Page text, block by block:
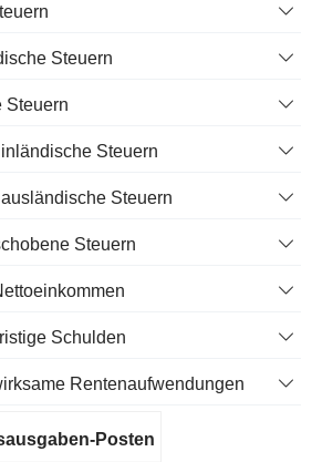
Steuern
Steuern
Steuern
Steuern
Steuern
Schulden
Rentenaufwendungen
Posten